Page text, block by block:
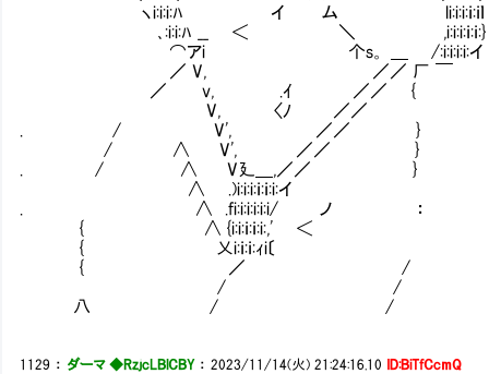
ヽi:i:i:ﾊ イ ム li:i:i:ｉ:ｉｌ
､:i:i:ﾊ __ ＜ ＼ ,i:i:i:ｉ:ｉ:}
⌒アi 个s。 ＿ /:i:i:i:i:イ
／ V, ／／ 厂 ￣
／ v, .ｲ ／／ {
V, 〈ﾉ ／／
. / V', ／／ }
/ ∧ V', ／／ }
. / ∧ V廴＿,／／ }
∧ .)i:i:i:ｉ:ｉ:i:イ
. ∧ .fi:i:i:i:i:i/ ノ ：
{ ∧ {i:i:ｉ:ｉ:i:,' ＜
{ 乂i:ｉ:ｉ:ｨi〔
{ ／ /
/ /
八 / /
1129 ： ダーマ ◆RzjcLBlCBY：2023/11/14(火) 21:24:16.10 ID:BiTfCcmQ